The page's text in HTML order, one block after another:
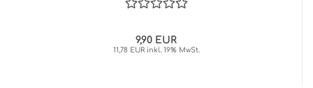
9,90 EUR
11,78 EUR inkl. 19% MwSt.